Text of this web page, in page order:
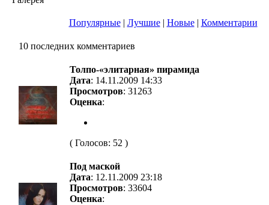
Популярные| Лучшие| Новые| Комментарии
10 последних комментариев
Толпо-«элитарная» пирамида
Дата: 14.11.2009 14:33
Просмотров: 31263
Оценка:
( Голосов: 52 )
Под маской
Дата: 12.11.2009 23:18
Просмотров: 33604
Оценка: